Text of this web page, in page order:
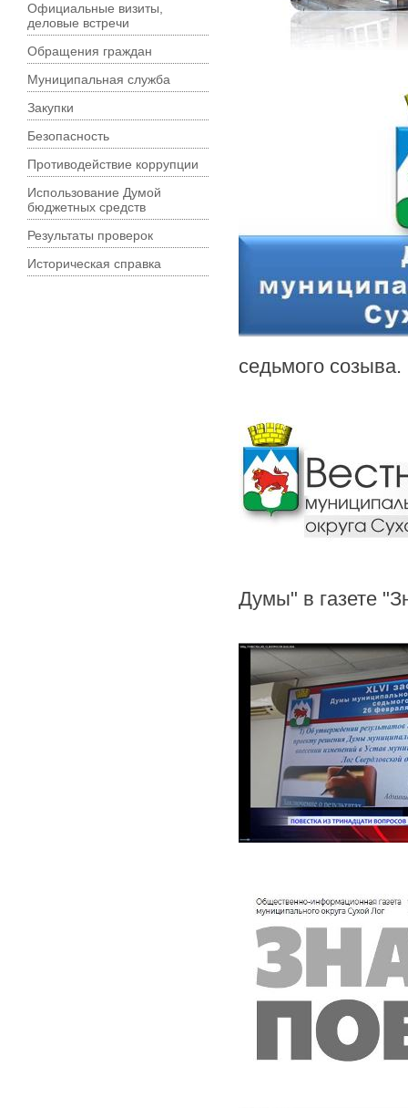
седьмого созыва.
Думы" в газете
Официальные визиты,
деловые встречи
Обращения граждан
Муниципальная служба
Закупки
Безопасность
Противодействие коррупции
Использование Думой
бюджетных средств
Результаты проверок
Историческая справка